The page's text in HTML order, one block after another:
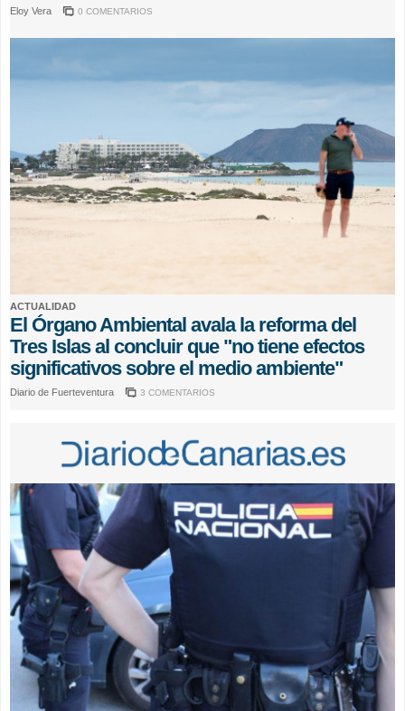
Eloy Vera 0 COMENTARIOS
ACTUALIDAD
El Órgano Ambiental avala la reforma del
Tres Islas al concluir que "no tiene efectos
significativos sobre el medio ambiente"
Diario de Fuerteventura 3 COMENTARIOS